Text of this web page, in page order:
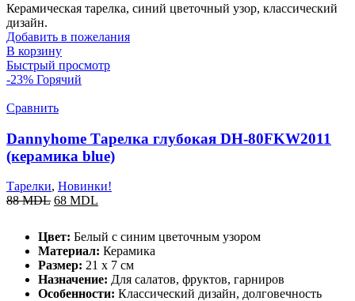
Керамическая тарелка, синий цветочный узор, классический
дизайн.
Добавить в пожелания
В корзину
Быстрый просмотр
-23% Горячий
Сравнить
Dannyhome Тарелка глубокая DH-80FKW2011
(керамика blue)
Тарелки, Новинки!
88MDL 68 MDL
Цвет: Белый с синим цветочным узором
Материал: Керамика
Размер: 21 x 7 см
Назначение: Для салатов, фруктов, гарниров
Особенности: Классический дизайн, долговечность